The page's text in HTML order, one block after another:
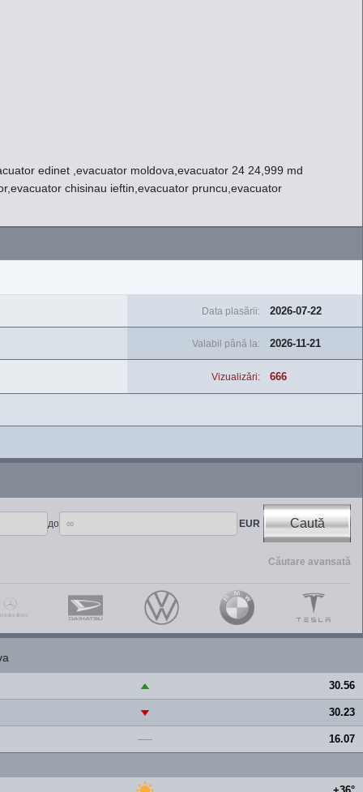
edinet ,evacuator moldova,evacuator 24 24,999 md
chisinau ieftin,evacuator pruncu,evacuator
Data plasării: 2026-07-22
Valabil până la: 2026-11-21
Vizualizări: 666
до EUR Caută
Căutare avansată
▲ 30.56
▼ 30.23
— 16.07